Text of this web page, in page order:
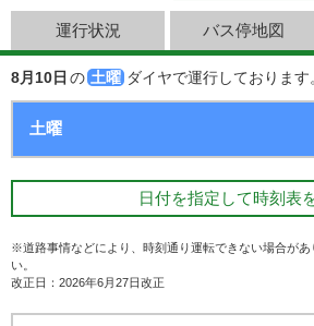
運行状況 バス停地図
8月10日 の 土曜 ダイヤで運行しております
日付を指定して時刻表
※道路事情などにより、時刻通り運転できない場合があ
い。
改正日：2026年6月27日改正